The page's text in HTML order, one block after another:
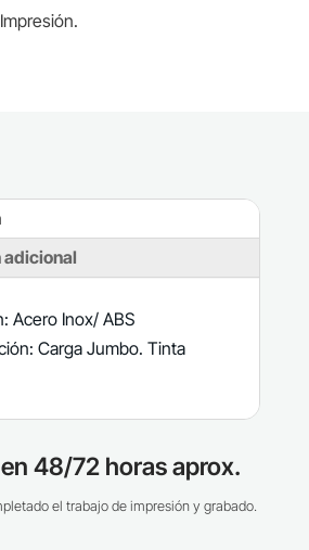
Acero Inox/ ABS
Carga Jumbo. Tinta
48/72 horas aprox.
el trabajo de impresión y grabado.